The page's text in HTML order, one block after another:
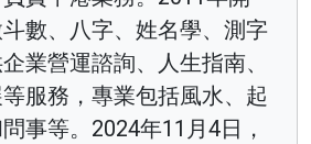
數、八字、姓名學、測字
業營運諮詢、人生指南、
服務，專業包括風水、起
事等。2024年11月4日，